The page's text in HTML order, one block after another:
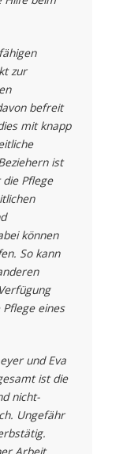
zur
befreit
mit knapp
ist
Pflege
können
So kann
eines
und Eva
ist die
nicht-
Ungefähr